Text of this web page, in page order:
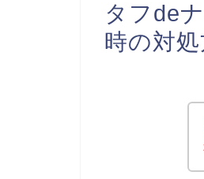
タフde
時の対処